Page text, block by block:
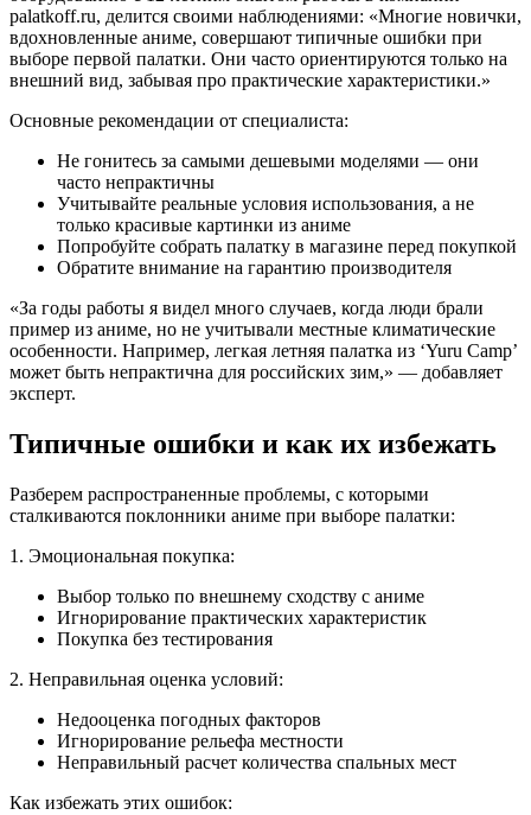
palatkoff.ru, делится своими наблюдениями: «Многие новички,
вдохновленные аниме, совершают типичные ошибки при
выборе первой палатки. Они часто ориентируются только на
внешний вид, забывая про практические характеристики.»
Основные рекомендации от специалиста:
Не гонитесь за самыми дешевыми моделями — они
часто непрактичны
Учитывайте реальные условия использования, а не
только красивые картинки из аниме
Попробуйте собрать палатку в магазине перед покупкой
Обратите внимание на гарантию производителя
«За годы работы я видел много случаев, когда люди брали
пример из аниме, но не учитывали местные климатические
особенности. Например, легкая летняя палатка из ‘Yuru Camp’
может быть непрактична для российских зим,» — добавляет
эксперт.
Типичные ошибки и как их избежать
Разберем распространенные проблемы, с которыми
сталкиваются поклонники аниме при выборе палатки:
1. Эмоциональная покупка:
Выбор только по внешнему сходству с аниме
Игнорирование практических характеристик
Покупка без тестирования
2. Неправильная оценка условий:
Недооценка погодных факторов
Игнорирование рельефа местности
Неправильный расчет количества спальных мест
Как избежать этих ошибок: